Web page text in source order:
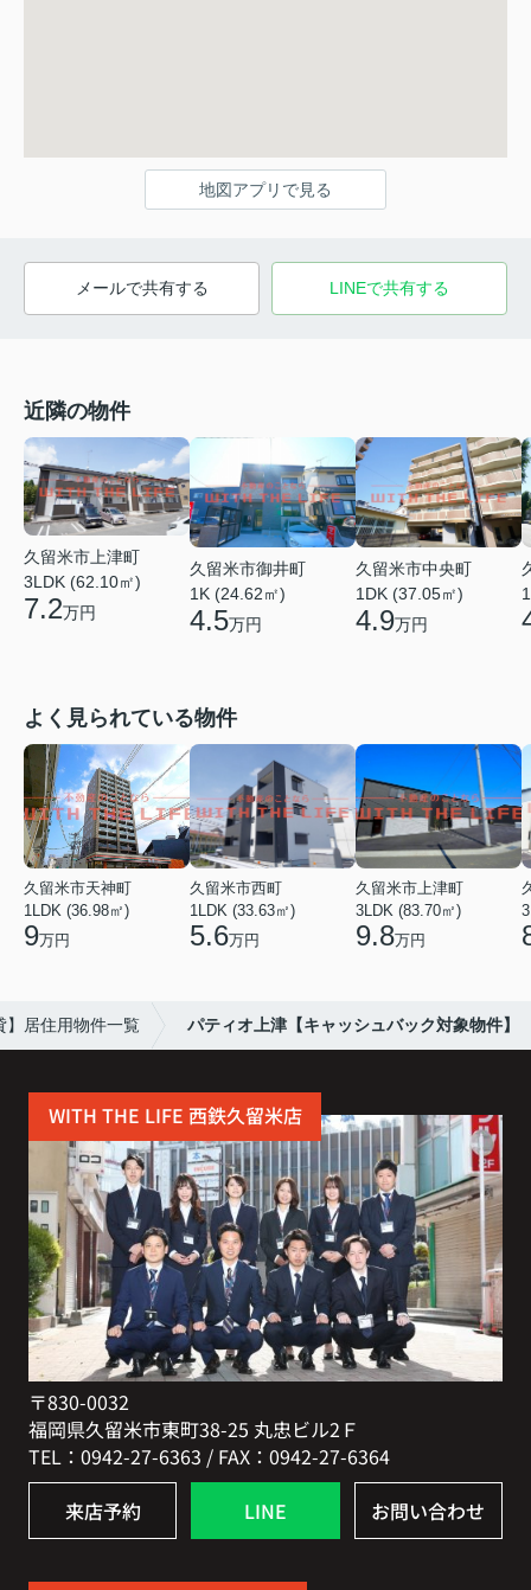
地図アプリで見る
メールで共有する LINEで共有する
近隣の物件
久留米市上津町
3LDK (62.10㎡)
7.2万円
久留米市御井町
1K (24.62㎡)
4.5万円
久留米市中央町
1DK (37.05㎡)
4.9万円
よく見られている物件
久留米市天神町
1LDK (36.98㎡)
9万円
久留米市西町
1LDK (33.63㎡)
5.6万円
久留米市上津町
3LDK (83.70㎡)
9.8万円
】居住用物件一覧 パティオ上津【キャッシュバック対象物件】
WITH THE LIFE 西鉄久留米店
〒830-0032
福岡県久留米市東町38-25 丸忠ビル2Ｆ
TEL：0942-27-6363 / FAX：0942-27-6364
来店予約 LINE お問い合わせ